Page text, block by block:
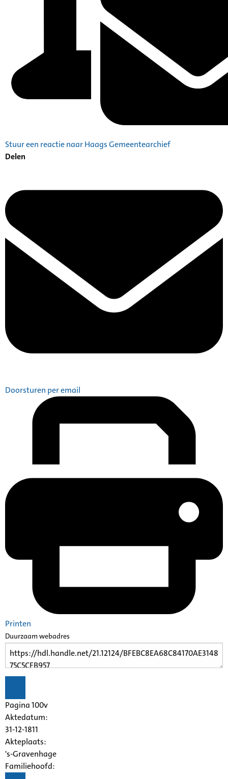
Stuur een reactie naar Haags Gemeentearchief
Delen
Doorsturen per email
Printen
Duurzaam webadres
Pagina 100v
Aktedatum:
31-12-1811
Akteplaats:
's-Gravenhage
Familiehoofd: